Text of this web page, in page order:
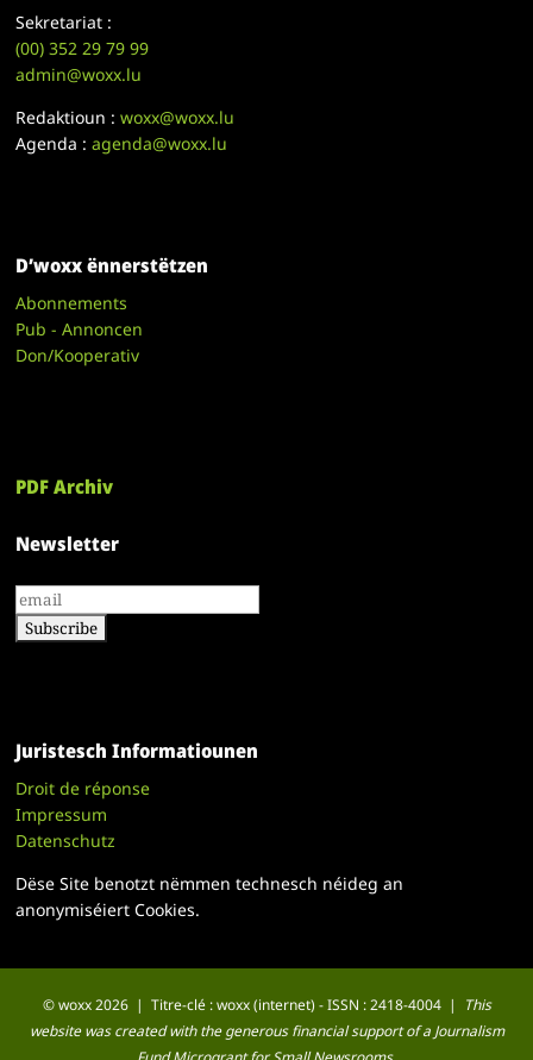
Sekretariat :
(00)352 29 79 99
admin@woxx.lu
Redaktioun :woxx@woxx.lu
Agenda :agenda@woxx.lu
D’woxx ënnerstëtzen
Abonnements
Pub - Annoncen
Don/Kooperativ
PDF Archiv
Newsletter
Juristesch Informatiounen
Droit de réponse
Impressum
Datenschutz
Dëse Site benotzt nëmmen technesch néideg an
anonymiséiert Cookies.
© woxx 2026 | Titre-clé : woxx (internet) - ISSN : 2418-4004 |
This
website was created with the generous financial support of a Journalism